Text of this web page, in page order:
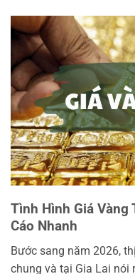
Tình Hình Giá Vàng
Cáo Nhanh
Bước sang năm 2026,
chung và tại Gia Lai nói